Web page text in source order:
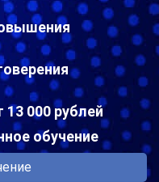
000 рублей
обучение